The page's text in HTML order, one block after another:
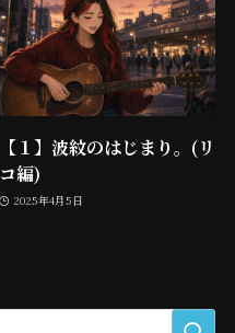
【１】波紋のはじまり。(リ
コ編)
2025年4月5日